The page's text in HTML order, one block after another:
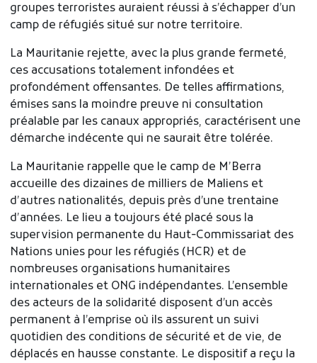
groupes terroristes auraient réussi à s’échapper d’un
camp de réfugiés situé sur notre territoire.
La Mauritanie rejette, avec la plus grande fermeté,
ces accusations totalement infondées et
profondément offensantes. De telles affirmations,
émises sans la moindre preuve ni consultation
préalable par les canaux appropriés, caractérisent une
démarche indécente qui ne saurait être tolérée.
La Mauritanie rappelle que le camp de M’Berra
accueille des dizaines de milliers de Maliens et
d’autres nationalités, depuis près d’une trentaine
d’années. Le lieu a toujours été placé sous la
supervision permanente du Haut‑Commissariat des
Nations unies pour les réfugiés (HCR) et de
nombreuses organisations humanitaires
internationales et ONG indépendantes. L’ensemble
des acteurs de la solidarité disposent d’un accès
permanent à l’emprise où ils assurent un suivi
quotidien des conditions de sécurité et de vie, de
déplacés en hausse constante. Le dispositif a reçu la